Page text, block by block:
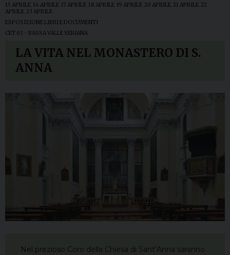
15 APRILE 16 APRILE 17 APRILE 18 APRILE 19 APRILE 20 APRILE 21 APRILE 22
APRILE 23 APRILE
ESPOSIZIONE LIBRI E DOCUMENTI
CET 03 - BASSA VALLE SERIANA
LA VITA NEL MONASTERO DI S.
ANNA
Nel prezioso Coro della Chiesa di Sant’Anna saranno